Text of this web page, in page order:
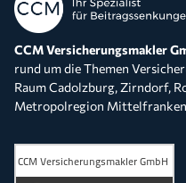
CCM Versicherungsmakler
rund um die Themen
Raum Cadolzburg, Zirndorf,
Metropolregion